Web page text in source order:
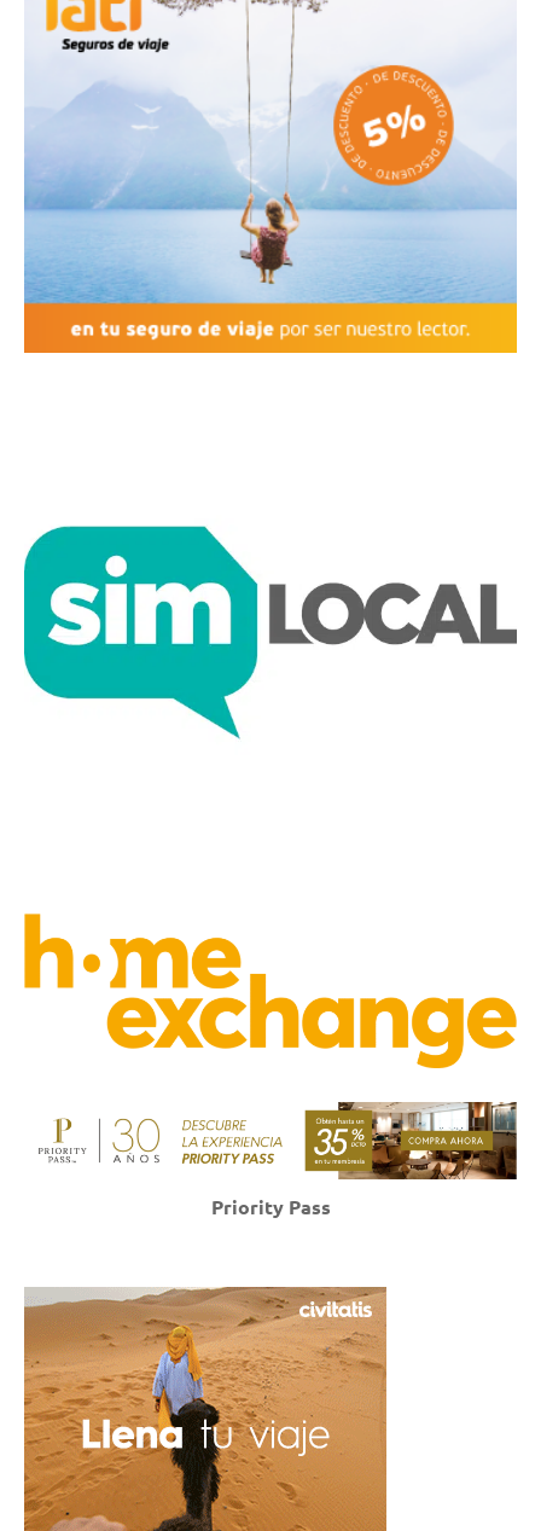
Priority Pass